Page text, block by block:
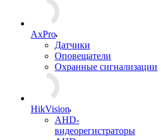
AxPro
Датчики
Оповещатели
Охранные сигнализации
HikVision
AHD-
видеорегистраторы